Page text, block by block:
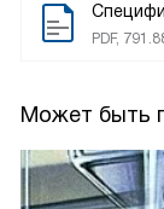
PDF,
Может быть